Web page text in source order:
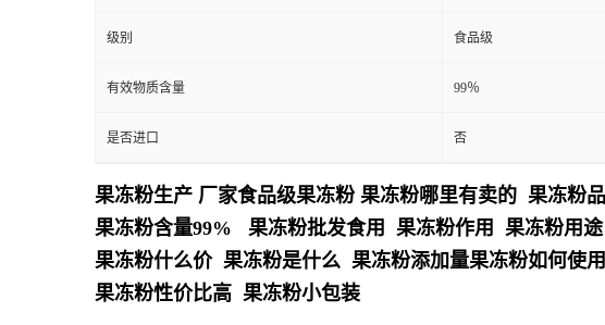
级别 食品级
有效物质含量 99％
是否进口 否
果冻粉生产 厂家食品级果冻粉 果冻粉哪里有卖的 果冻
果冻粉含量99% 果冻粉批发食用 果冻粉作用 果冻粉用
果冻粉什么价 果冻粉是什么 果冻粉添加量果冻粉如何使
果冻粉性价比高 果冻粉小包装